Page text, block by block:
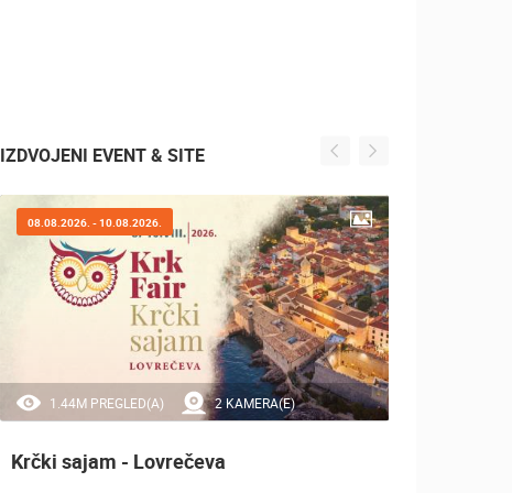
IZDVOJENI EVENT & SITE
20.97K PREGLED(A) 2 KAMERA(E)
07.08.2026. - 09.08.2026.
Sinjska alka